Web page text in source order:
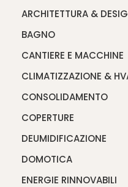
ARCHITETTURA &
BAGNO
CANTIERE E MACCHINE
CLIMATIZZAZIONE &
CONSOLIDAMENTO
COPERTURE
DEUMIDIFICAZIONE
DOMOTICA
ENERGIE RINNOVABILI